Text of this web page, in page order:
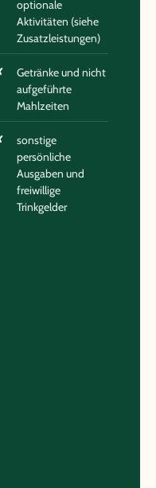
optionale
Aktivitäten (siehe
Zusatzleistungen)
Getränke und nicht
aufgeführte
Mahlzeiten
sonstige
persönliche
Ausgaben und
freiwillige
Trinkgelder